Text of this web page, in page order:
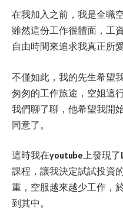
在我加入之前，我是全職
雖然這份工作很體面，工
自由時間來追求我真正所
不僅如此，我的先生希望
匆匆的工作旅途，空姐這
我們聊了聊，他希望我開
同意了。
這時我在youtube上發現
課程，讓我決定試試投資
重，空服越來越少工作，
到其中。